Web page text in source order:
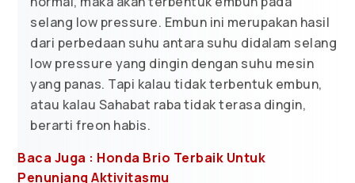
selang low pressure. Embun ini merupakan hasil
dari perbedaan suhu antara suhu didalam selang
low pressure yang dingin dengan suhu mesin
yang panas. Tapi kalau tidak terbentuk embun,
atau kalau Sahabat raba tidak terasa dingin,
berarti freon habis.
Baca Juga : Honda Brio Terbaik Untuk
Penunjang Aktivitasmu